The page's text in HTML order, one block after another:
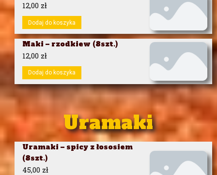
12,00 zł
Dodaj do koszyka
Maki – rzodkiew (8szt.)
12,00 zł
Dodaj do koszyka
Uramaki
Uramaki – spicy z łososiem
(8szt.)
45,00 zł